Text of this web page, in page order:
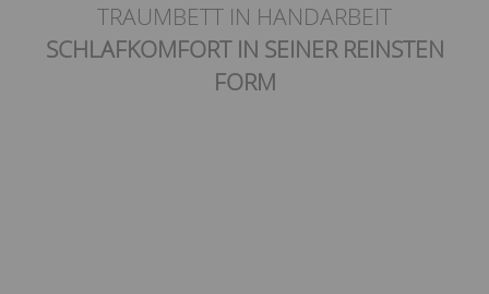
TRAUMBETT IN HANDARBEIT
SCHLAFKOMFORT IN SEINER REINSTEN
FORM